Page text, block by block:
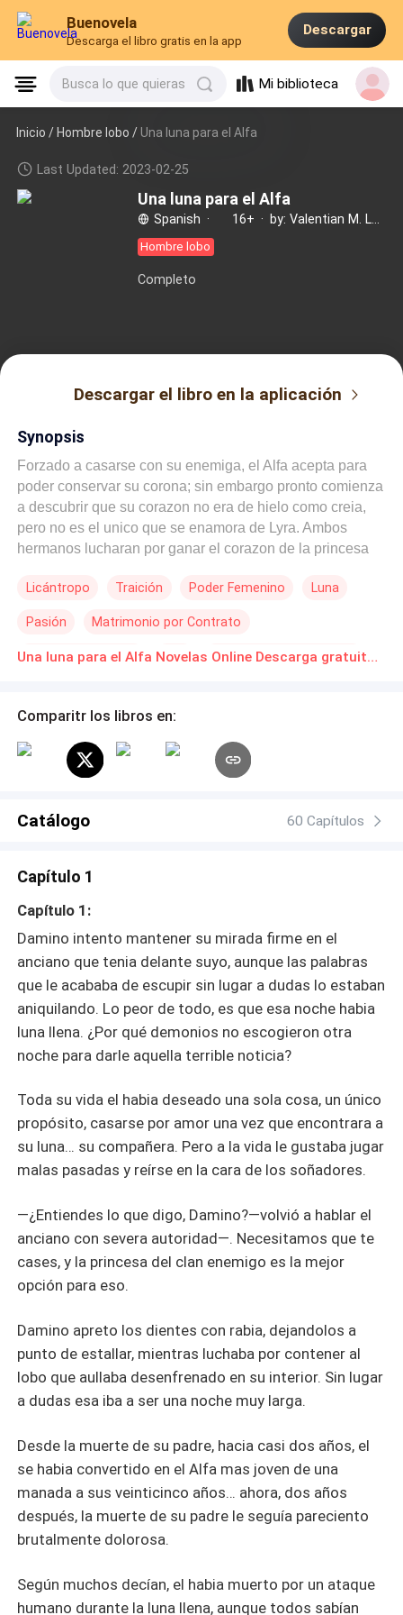
Buenovela
Descarga el libro gratis en la app
Descargar
Busca lo que quieras Mi biblioteca
Inicio /Hombre lobo / Una luna para el Alfa
Last Updated: 2023-02-25
Una luna para el Alfa
Spanish · 16+ ·
Hombre lobo
Completo
Descargar el libro en la aplicación
Synopsis
Forzado a casarse con su enemiga, el Alfa acepta para
poder conservar su corona; sin embargo pronto comienza
a descubrir que su corazon no era de hielo como creia,
pero no es el unico que se enamora de Lyra. Ambos
hermanos lucharan por ganar el corazon de la princesa
mas profundo secreto.
Licántropo Traición Poder Femenino Luna
Pasión Matrimonio por Contrato
Matrimonio Exprés Alfa POV en primera persona Una luna para el Alfa Novelas Online Descarga gratuita de PDF
Comparitr los libros en:
Catálogo 60 Capítulos
Capítulo 1
Capítulo 1:
Damino intento mantener su mirada firme en el
anciano que tenia delante suyo, aunque las palabras
que le acababa de escupir sin lugar a dudas lo estaban
aniquilando. Lo peor de todo, es que esa noche habia
luna llena. ¿Por qué demonios no escogieron otra
noche para darle aquella terrible noticia?
Toda su vida el habia deseado una sola cosa, un único
propósito, casarse por amor una vez que encontrara a
su luna… su compañera. Pero a la vida le gustaba jugar
malas pasadas y reírse en la cara de los soñadores.
—¿Entiendes lo que digo, Damino?—volvió a hablar el
anciano con severa autoridad—. Necesitamos que te
cases, y la princesa del clan enemigo es la mejor
opción para eso.
Damino apreto los dientes con rabia, dejandolos a
punto de estallar, mientras luchaba por contener al
lobo que aullaba desenfrenado en su interior. Sin lugar
a dudas esa iba a ser una noche muy larga.
Desde la muerte de su padre, hacia casi dos años, el
se habia convertido en el Alfa mas joven de una
manada a sus veinticinco años… ahora, dos años
después, la muerte de su padre le seguía pareciento
brutalmente dolorosa.
Según muchos decían, el habia muerto por un ataque
humano durante la luna llena, aunque todos sabían